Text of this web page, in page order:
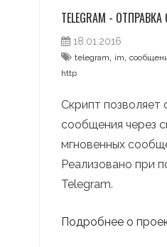
TELEGRAM -
18.01.2016
telegram im
http
Скрипт позволяет
сообщения через
мгновенных
Реализовано при
Telegram.
Подробнее о